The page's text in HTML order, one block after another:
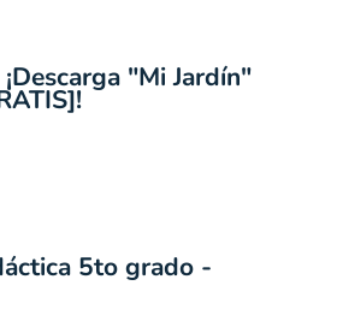
"Mi Jardín"
5to grado -